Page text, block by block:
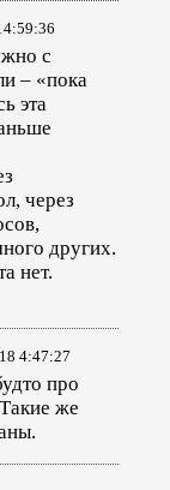
с
– «пока
эта
через
других.
нет.
4:47:27
про
же